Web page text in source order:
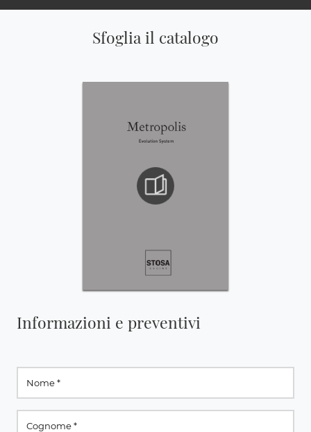
Sfoglia il catalogo
Informazioni e preventivi